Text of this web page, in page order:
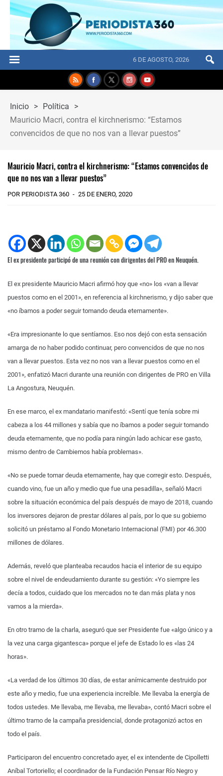
6 DE AGOSTO, 2026
Inicio > Política
>
Mauricio Macri, contra el kirchnerismo: “Estamos
convencidos de que no nos van a llevar puestos”
Mauricio Macri, contra el kirchnerismo: “Estamos convencidos de
que no nos van a llevar puestos”
POR PERIODISTA 360 25 DE ENERO, 2020
El ex presidente participó de una reunión con dirigentes del PRO en Neuquén.
El ex presidente Mauricio Macri afirmó hoy que «no» los «van a llevar
puestos como en el 2001», en referencia al kirchnerismo, y dijo saber que
«no íbamos a poder seguir tomando deuda eternamente».
«Era impresionante lo que sentíamos. Eso nos dejó con esta sensación
amarga de no haber podido continuar, pero convencidos de que no nos
van a llevar puestos. Esta vez no nos van a llevar puestos como en el
2001», enfatizó Macri durante una reunión con dirigentes de PRO en Villa
La Angostura, Neuquén.
En ese marco, el ex mandatario manifestó: «Sentí que tenía sobre mi
cabeza a los 44 millones y sabía que no íbamos a poder seguir tomando
deuda eternamente, que no podía para ningún lado achicar ese gasto,
mismo dentro de Cambiemos había problemas».
«No se puede tomar deuda eternamente, hay que corregir esto. Después,
cuando vino, fue un año y medio que fue una pesadilla», señaló Macri
sobre la situación económica del país después de mayo de 2018, cuando
los inversores dejaron de prestar dólares al país, por lo que su gobierno
solicitó un préstamo al Fondo Monetario Internacional (FMI) por 46.300
millones de dólares.
Además, reveló que planteaba recaudos hacia el interior de su equipo
sobre el nivel de endeudamiento durante su gestión: «Yo siempre les
decía a todos, cuidado que los mercados no te dan más plata y nos
vamos a la mierda».
En otro tramo de la charla, aseguró que ser Presidente fue «algo único y a
la vez una carga gigantesca» porque el jefe de Estado lo es «las 24
horas».
«La verdad de los últimos 30 días, de estar anímicamente destruido por
este año y medio, fue una experiencia increíble. Me llevaba la energía de
todos ustedes. Me llevaba, me llevaba, me llevaba», contó Macri sobre el
último tramo de la campaña presidencial, donde protagonizó actos en
todo el país.
Participaron del encuentro concretado ayer, el ex intendente de Cipolletti
Aníbal Tortoriello; el coordinador de la Fundación Pensar Río Negro y